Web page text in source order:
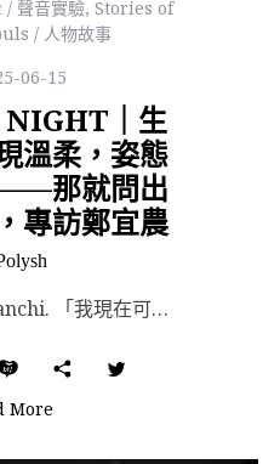
聲音實驗, Stories of
/ 人物故事
06-15
｜生
溫柔，姿態
那就問出
專訪鄭宜農
Photography/ Manchi. 「我現在可以確定地說，我對創作是有信仰的。」 18 年的創...
More